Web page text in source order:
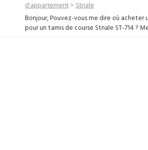
d'appartement > Striale
Bonjour, Pouvez-vous me dire où acheter
pour un tamis de course Striale ST-714 ?